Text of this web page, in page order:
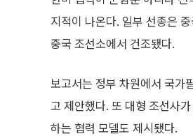
지적이 나온다. 일부 선종은
중국 조선소에서 건조됐다.
보고서는 정부 차원에서 국가
고 제안했다. 또 대형 조선사
하는 협력 모델도 제시됐다.